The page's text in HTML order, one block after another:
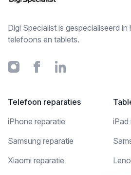
Digi Specialist is gespecialiseerd
telefoons en tablets.
InstagramFacebookLinkedin
Telefoon reparaties
iPhone reparatie
Samsung reparatie
Xiaomi reparatie
iPad